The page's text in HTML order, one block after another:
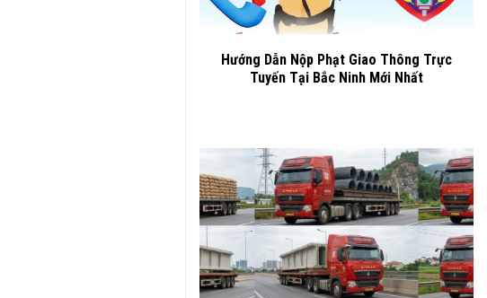
Hướng Dẫn Nộp Phạt Giao Thông Trực
Tuyến Tại Bắc Ninh Mới Nhất